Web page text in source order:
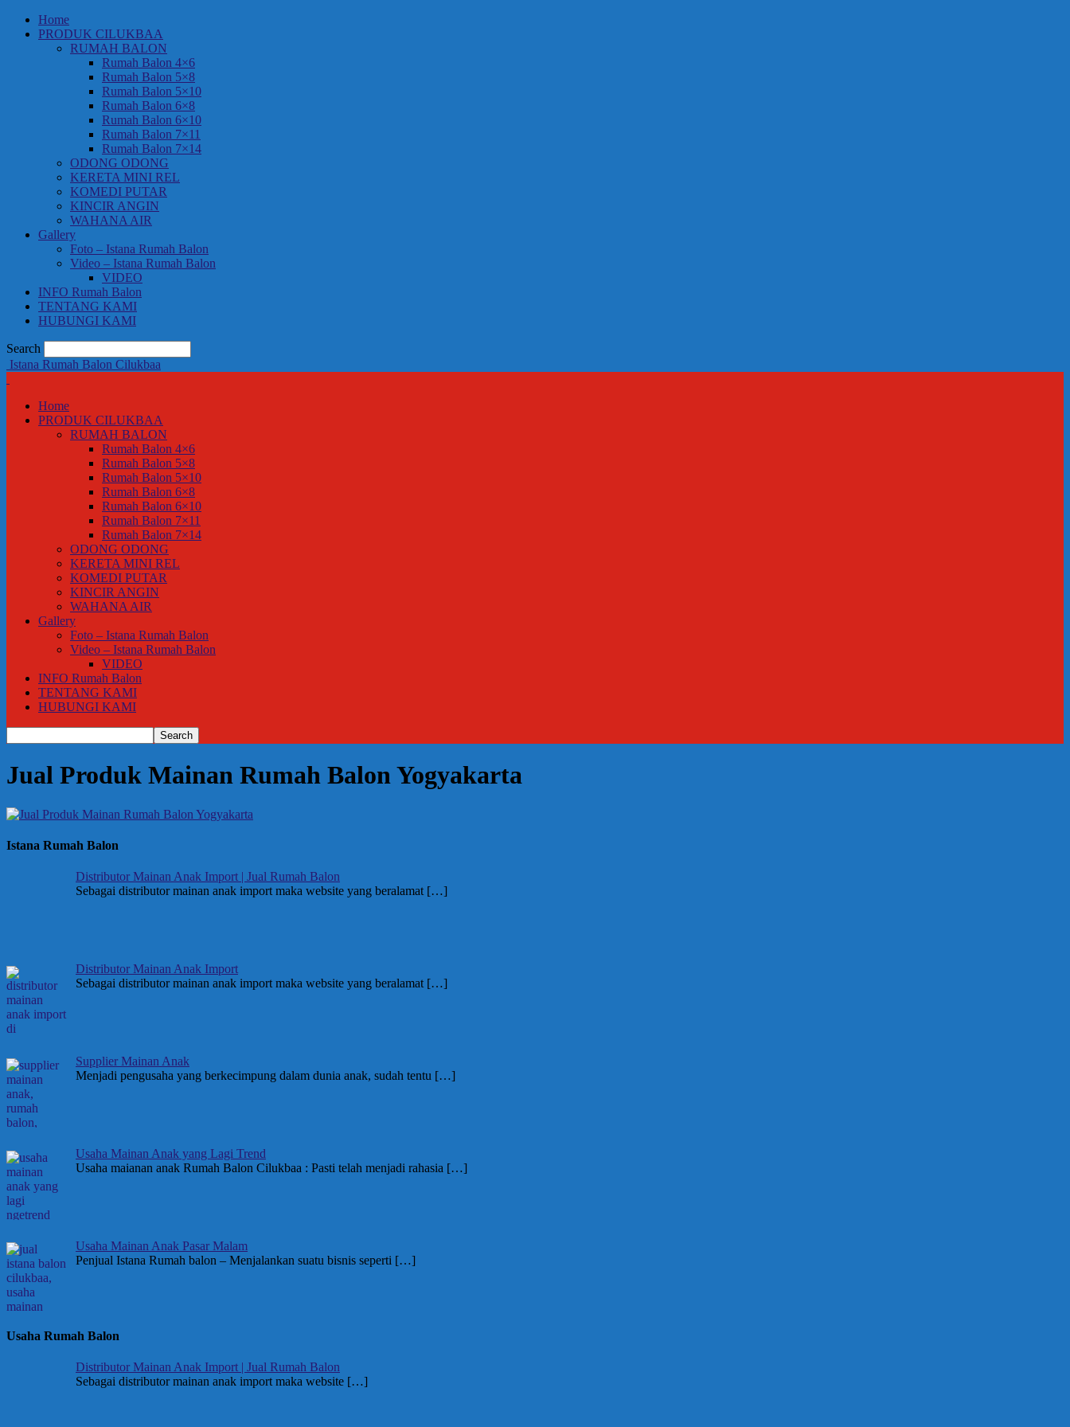
Home
PRODUK CILUKBAA
RUMAH BALON
Rumah Balon 4×6
Rumah Balon 5×8
Rumah Balon 5×10
Rumah Balon 6×8
Rumah Balon 6×10
Rumah Balon 7×11
Rumah Balon 7×14
ODONG ODONG
KERETA MINI REL
KOMEDI PUTAR
KINCIR ANGIN
WAHANA AIR
Gallery
Foto – Istana Rumah Balon
Video – Istana Rumah Balon
VIDEO
INFO Rumah Balon
TENTANG KAMI
HUBUNGI KAMI
Search
Istana Rumah Balon Cilukbaa
Home
PRODUK CILUKBAA
RUMAH BALON
Rumah Balon 4×6
Rumah Balon 5×8
Rumah Balon 5×10
Rumah Balon 6×8
Rumah Balon 6×10
Rumah Balon 7×11
Rumah Balon 7×14
ODONG ODONG
KERETA MINI REL
KOMEDI PUTAR
KINCIR ANGIN
WAHANA AIR
Gallery
Foto – Istana Rumah Balon
Video – Istana Rumah Balon
VIDEO
INFO Rumah Balon
TENTANG KAMI
HUBUNGI KAMI
Jual Produk Mainan Rumah Balon Yogyakarta
Istana Rumah Balon
Distributor Mainan Anak Import | Jual Rumah Balon
Sebagai distributor mainan anak import maka website yang beralamat […]
Distributor Mainan Anak Import
Sebagai distributor mainan anak import maka website yang beralamat […]
Supplier Mainan Anak
Menjadi pengusaha yang berkecimpung dalam dunia anak, sudah tentu […]
Usaha Mainan Anak yang Lagi Trend
Usaha maianan anak Rumah Balon Cilukbaa : Pasti telah menjadi rahasia […]
Usaha Mainan Anak Pasar Malam
Penjual Istana Rumah balon – Menjalankan suatu bisnis seperti […]
Usaha Rumah Balon
Distributor Mainan Anak Import | Jual Rumah Balon
Sebagai distributor mainan anak import maka website […]